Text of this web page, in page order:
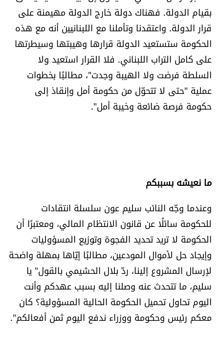
بقيام الدولة. فهناك دولة خارج الدولة مهيمنة على
قرار الدولة. واعتقدنا وتأملنا مع اللبنانيين أنه مع هذه
الحكومة ستستعيد الدولة قرارها وهيبتها وسيطرتها
على كامل التراب اللبناني. فلا القرار استعيد ولا
السلطة فرضت ولا الهيبة وجدت"، مطالبًا بخطوات
عملية "حتى لا تتحوّل من حكومة أمل وإنقاذ إلى
حكومة فرصة ضائعة وخيبة أمل".
ما نعيشه بسببكم
وعندما وجّه النائب سليم عون سلسلة انتقادات
للحكومة سائلًا عن قانون الانتظام المالي، ومعتبرًا أن
الحكومة لا تريد تحديد الفجوة وتوزيع المسؤوليات
وإيجاد حل لأموال المودعين، مطالبًا إيّاها بمهلة واضحة
لإرسال المشروع إلينا، ردّ بلال الحشيمي بالقول" يا
سليم، ما تتحدث عنه وصلنا إليه بسبب عهدكم وأنت
اليوم تحاول تحميل الحكومة الحالية المسؤولية؟ كان
معكم رئيس وحكومة ووزراء ندفع اليوم ثمن أفعالكم".